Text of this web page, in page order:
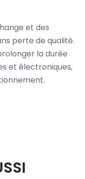
et des
perte de qualité.
la durée
et électroniques,